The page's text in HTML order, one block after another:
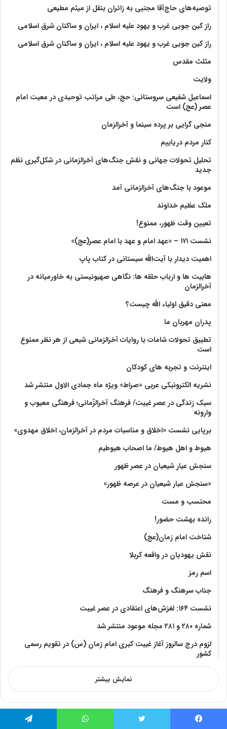
توصیه‌های حاج‌آقا مجتبی به زائران بنقل از میثم مطیعی
راز کین جویی غرب و یهود علیه اسلام ، ایران و ساکنان شرق اسلامی
راز کین جویی غرب و یهود علیه اسلام ، ایران و ساکنان شرق اسلامی
مثلث مقدس
ولايت‏
اسماعیل شفیعی سروستانی: حج، طی مراتب توحیدی در معیت امام
عصر (عج) است
منجی گرایی بر پرده سینما و آخرالزمان
کنار مردم دریاییم
تحلیل تحولات جهانی و نقش جنگ‌های آخرالزمانی در شکل‌گیری نظم
جدید
موعود با جنگ‌های آخرالزمانی آمد
ملک عظیم خداوند
تعیین وقت ظهور، ممنوع!
نشست ۱۷۱ – «عهد امام و عهد با امام عصر(عج)»
اهمیت دیدار با آیت‌الله سیستانی در کتاب پاپ
هابیت ها و ارباب حلقه ها: نگاهی صهیونیستی به خاورمیانه در
آخرالزمان
معنی دقیق اولیاء الله چیست؟
پدران مهربان ما
تطبیق تحولات شامات با روایات آخرالزمانی شیعی از هر نظر ممنوع
است
اینترنت و تجربه های کودکان
نشریه الکترونیکی عربی «صراط» ویژه ماه جمادی الاول منتشر شد
سبک زندگی در عصر غیبت/ فرهنگ آخرالزّمانی؛ فرهنگی معیوب و
وارونه
برپایی نشست «اخلاق و مناسبات مردم در آخرالزمان، اخلاق مهدوی»
هبوط و اهل هبوط/ ما اصحاب هبوطیم
سنجش عیار شیعیان در عصر ظهور
«سنجش عیار شیعیان در عرصه ظهور»
محتسب و مست
رانده بهشت‌ حضور!
شناخت امام زمان(عج)
نقش یهودیان در واقعه کربلا
اسم رمز
جناب سرهنگ و فرهنگ
نشست ۱۶۴: لغزش‌های اعتقادی در عصر غیبت
شماره ۲۸۰ و ۲۸۱ مجله موعود منتشر شد
لزوم درج سالروز آغاز غیبت کبری امام زمان (س) در تقویم رسمی
کشور
نمایش بیشتر